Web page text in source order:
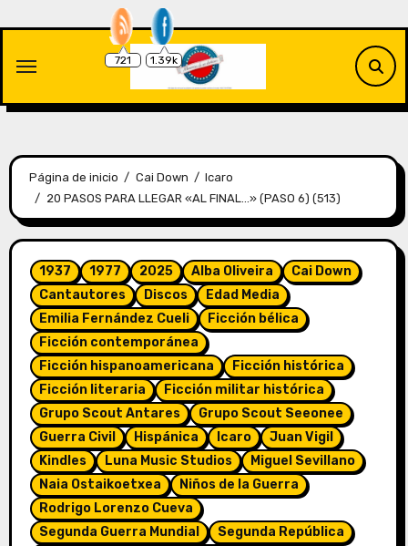
contenido
Página de inicio Cai Down
Icaro
20 PASOS PARA LLEGAR «AL FINAL…» (PASO 6) (513)
1937 1977 2025 Alba Oliveira
Cai Down
Cantautores
Discos
Edad Media
Emilia Fernández Cueli
Ficción bélica
Ficción contemporánea
Ficción hispanoamericana
Ficción histórica
Ficción literaria
Ficción militar histórica
Grupo Scout Antares
Grupo Scout Seeonee
Guerra Civil
Hispánica Icaro
Juan Vigil
Kindles
Luna Music Studios
Miguel Sevillano
Naia Ostaikoetxea
Niños de la Guerra
Rodrigo Lorenzo Cueva
Segunda Guerra Mundial
Segunda República
721 1.39k